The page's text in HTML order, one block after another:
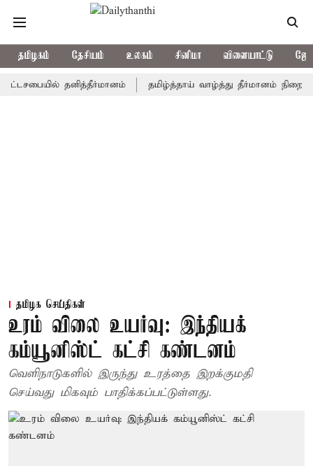
தமிழகம் தேசியம் உலகம் சினிமா விளையாட்டு
தனித்தீர்மானம் தமிழ்த்தாய் வாழ்த்து தீர்மானம்
தமிழக செய்திகள்
உரம் விலை உயர்வு: இந்தியக்
கம்யூனிஸ்ட் கட்சி கண்டனம்
வெளிநாடுகளில் இருந்து உரத்தை இறக்குமதி
செய்வது மிகவும் பாதிக்கப்பட்டுள்ளது.